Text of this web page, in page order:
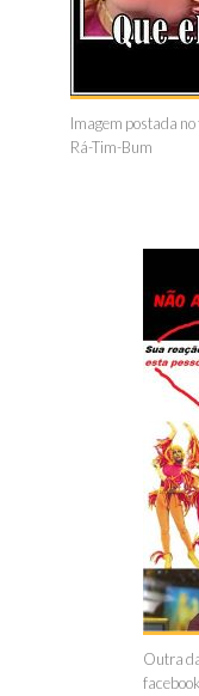
Imagem postada
Rá-Tim-Bum
Outra